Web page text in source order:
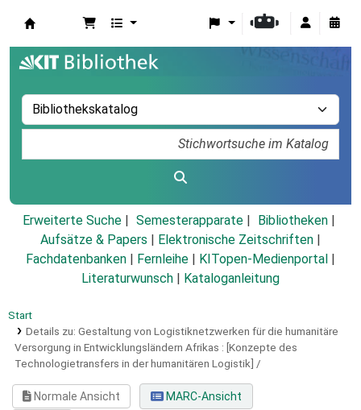
Erweiterte Suche Semesterapparate
Bibliotheken
Aufsätze & Papers
Elektronische Zeitschriften
Fachdatenbanken
Fernleihe KITopen-Medienportal
Literaturwunsch
Kataloganleitung
Start
Details zu: Gestaltung von Logistiknetzwerken für die humanitäre
Versorgung in Entwicklungsländern Afrikas : [Konzepte des
Technologietransfers in der humanitären Logistik] /
Normale Ansicht
MARC-Ansicht